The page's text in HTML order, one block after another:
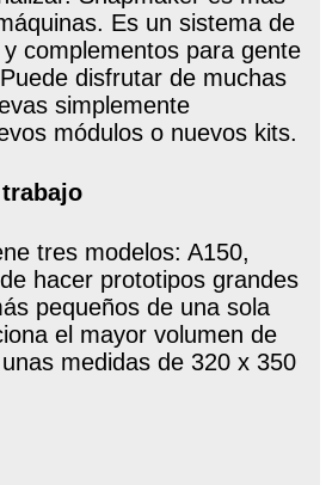
Es un sistema de
complementos para gente
disfrutar de muchas
simplemente
módulos o nuevos kits.
tres modelos: A150,
hacer prototipos grandes
pequeños de una sola
el mayor volumen de
medidas de 320 x 350